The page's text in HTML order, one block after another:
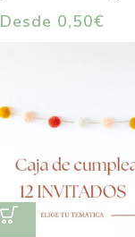
Desde 0,50€